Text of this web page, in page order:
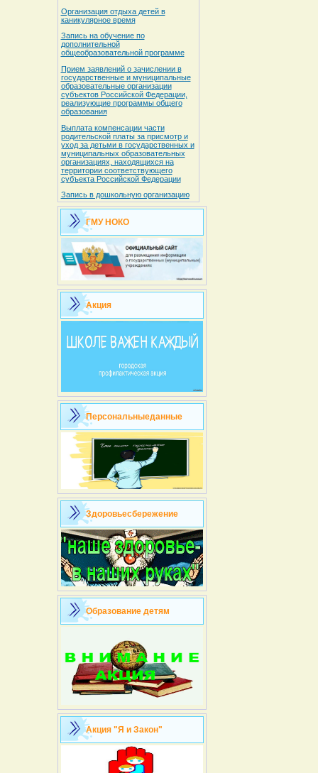
Организация отдыха детей в
каникулярное время
Запись на обучение по
дополнительной
общеобразовательной программе
Прием заявлений о зачислении в
государственные и муниципальные
образовательные организации
субъектов Российской Федерации,
реализующие программы общего
образования
Выплата компенсации части
родительской платы за присмотр и
уход за детьми в государственных и
муниципальных образовательных
организациях, находящихся на
территории соответствующего
субъекта Российской Федерации
Запись в дошкольную организацию
ГМУ НОКО
Акция
Персональныеданные
Здоровьесбережение
Образование детям
Акция "Я и Закон"